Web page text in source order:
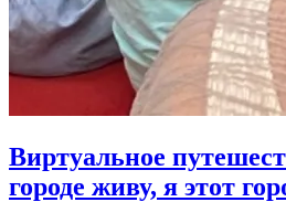
Виртуальное
городе живу, я этот